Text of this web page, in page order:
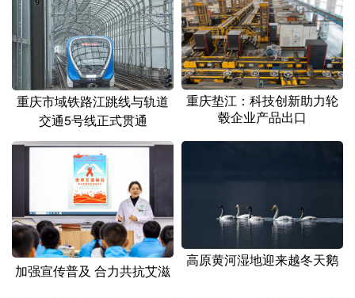
浙江 安徽 福建 江西
山东 河南 湖北 湖南
广东 广西 海南 重庆
四川 贵州 云南 西藏
陕西 甘肃
内蒙古
多语种频道
English Español
重庆市域铁路江跳线与轨道
交通5号线正式贯通
重庆垫江：科技创新助力轮
毂企业产品出口
加强宣传普及 合力共抗艾滋
高原黄河湿地迎来越冬天鹅